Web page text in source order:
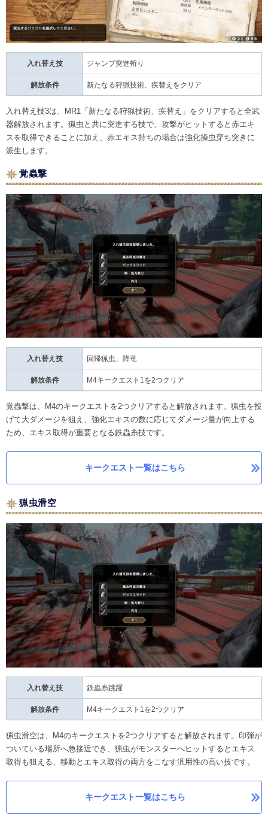
入れ替え技 ジャンプ突進斬り
解放条件 新たなる狩猟技術、疾替えをクリア
入れ替え技3は、MR1「新たなる狩猟技術、疾替え」をクリアすると全武
器解放されます。猟虫と共に突進する技で、攻撃がヒットすると赤エキ
スを取得できることに加え、赤エキス持ちの場合は強化操虫穿ち突きに
派生します。
覚蟲撃
入れ替え技 回帰猟虫、降竜
解放条件 M4キークエスト1を2つクリア
覚蟲撃は、M4のキークエストを2つクリアすると解放されます。猟虫を投
げて大ダメージを狙え、強化エキスの数に応じてダメージ量が向上する
ため、エキス取得が重要となる鉄蟲糸技です。
キークエスト一覧はこちら
猟虫滑空
入れ替え技 鉄蟲糸跳躍
解放条件 M4キークエスト1を2つクリア
猟虫滑空は、M4のキークエストを2つクリアすると解放されます。印弾が
ついている場所へ急接近でき、猟虫がモンスターへヒットするとエキス
取得も狙える、移動とエキス取得の両方をこなす汎用性の高い技です。
キークエスト一覧はこちら